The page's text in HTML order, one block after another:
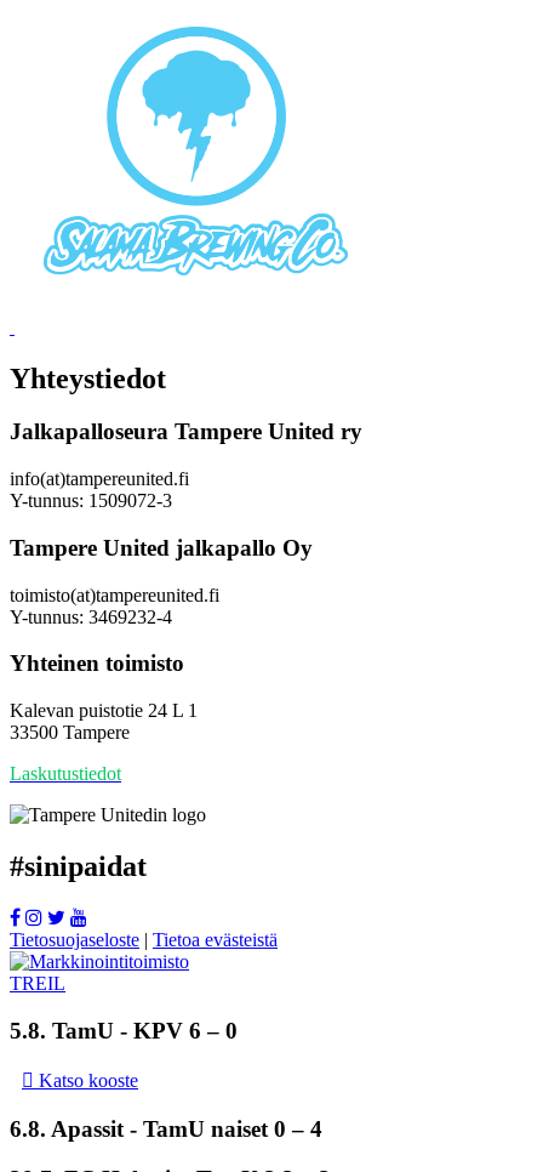
Yhteystiedot
Jalkapalloseura Tampere United ry
info(at)tampereunited.fi
Y-tunnus: 1509072-3
Tampere United jalkapallo Oy
toimisto(at)tampereunited.fi
Y-tunnus: 3469232-4
Yhteinen toimisto
Kalevan puistotie 24 L 1
33500 Tampere
Laskutustiedot
#sinipaidat
Tietosuojaseloste | Tietoa evästeistä
5.8. TamU - KPV 6 – 0
Katso kooste
6.8. Apassit - TamU naiset 0 – 4